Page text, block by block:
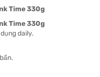
Time 330g
Time 330g
daily.